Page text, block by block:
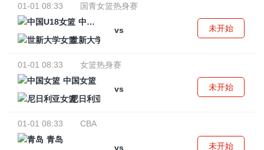
01-01 08:33
国青女篮热身赛
中国U18女篮
vs
世新大学女篮
未开始
01-01 08:33
女篮热身赛
中国女篮
vs
尼日利亚女篮
未开始
01-01 08:33
CBA
青岛
vs
未开始